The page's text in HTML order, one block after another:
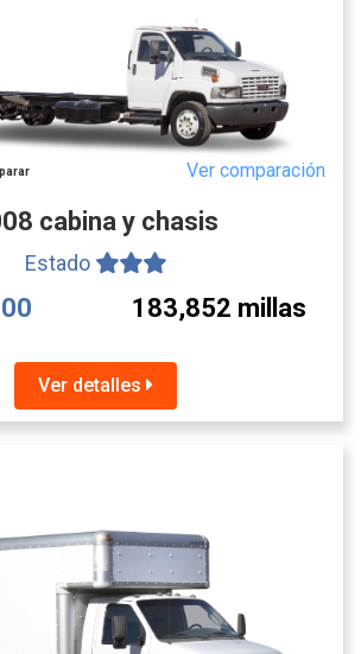
Ver comparación
cabina y chasis
Estado
183,852 millas
Ver detalles